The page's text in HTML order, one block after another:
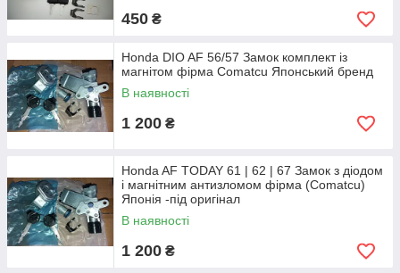
450 ₴
Honda DIO AF 56/57 Замок комплект із
магнітом фірма Comatcu Японський бренд
В наявності
1 200 ₴
Honda AF TODAY 61 | 62 | 67 Замок з діодом
і магнітним антизломом фірма (Comatcu)
Японія -під оригінал
В наявності
1 200 ₴